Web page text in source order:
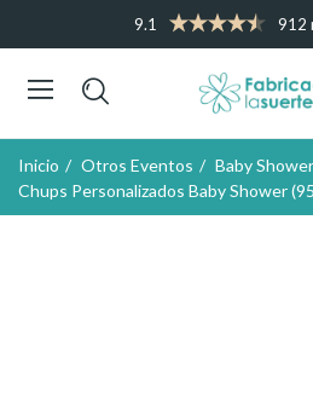
9.1 912
Inicio Otros Eventos Baby Shower
Chups Personalizados Baby Shower